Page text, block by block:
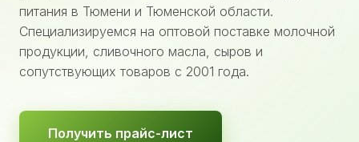
питания в Тюмени и Тюменской области.
Специализируемся на оптовой поставке молочной
продукции, сливочного масла, сыров и
сопутствующих товаров с 2001 года.
Получить прайс-лист